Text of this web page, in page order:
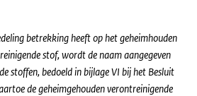
betrekking heeft op het geheimhouden
stof, wordt de naam aangegeven
stoffen, bedoeld in bijlage VI bij het Besluit
de geheimgehouden verontreinigende